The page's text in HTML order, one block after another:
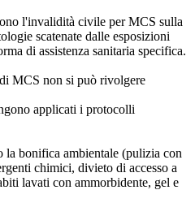
l'invalidità civile per MCS sulla
scatenate dalle esposizioni
di assistenza sanitaria specifica.
MCS non si può rivolgere
applicati i protocolli
la bonifica ambientale (pulizia con
chimici, divieto di accesso a
lavati con ammorbidente, gel e